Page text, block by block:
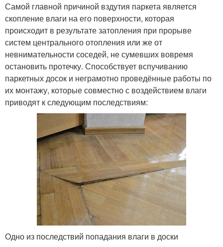
Самой главной причиной вздутия паркета является
скопление влаги на его поверхности, которая
происходит в результате затопления при прорыве
систем центрального отопления или же от
невнимательности соседей, не сумевших вовремя
остановить протечку. Способствует вспучиванию
паркетных досок и неграмотно проведённые работы по
их монтажу, которые совместно с воздействием влаги
приводят к следующим последствиям:
Одно из последствий попадания влаги в доски